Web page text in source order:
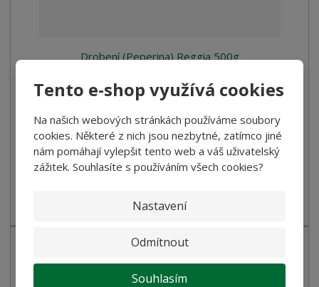
Tento e-shop využívá cookies
Na našich webových stránkách používáme soubory
cookies. Některé z nich jsou nezbytné, zatímco jiné
nám pomáhají vylepšit tento web a váš uživatelský
zážitek. Souhlasíte s používáním všech cookies?
Nastavení
Odmítnout
Souhlasím
Drobení (Peperina) Reggia 500g
30,00 Kč
26,79 Kč bez DPH
Koupit
SKLADEM
Polévkové těstoviny - drobení